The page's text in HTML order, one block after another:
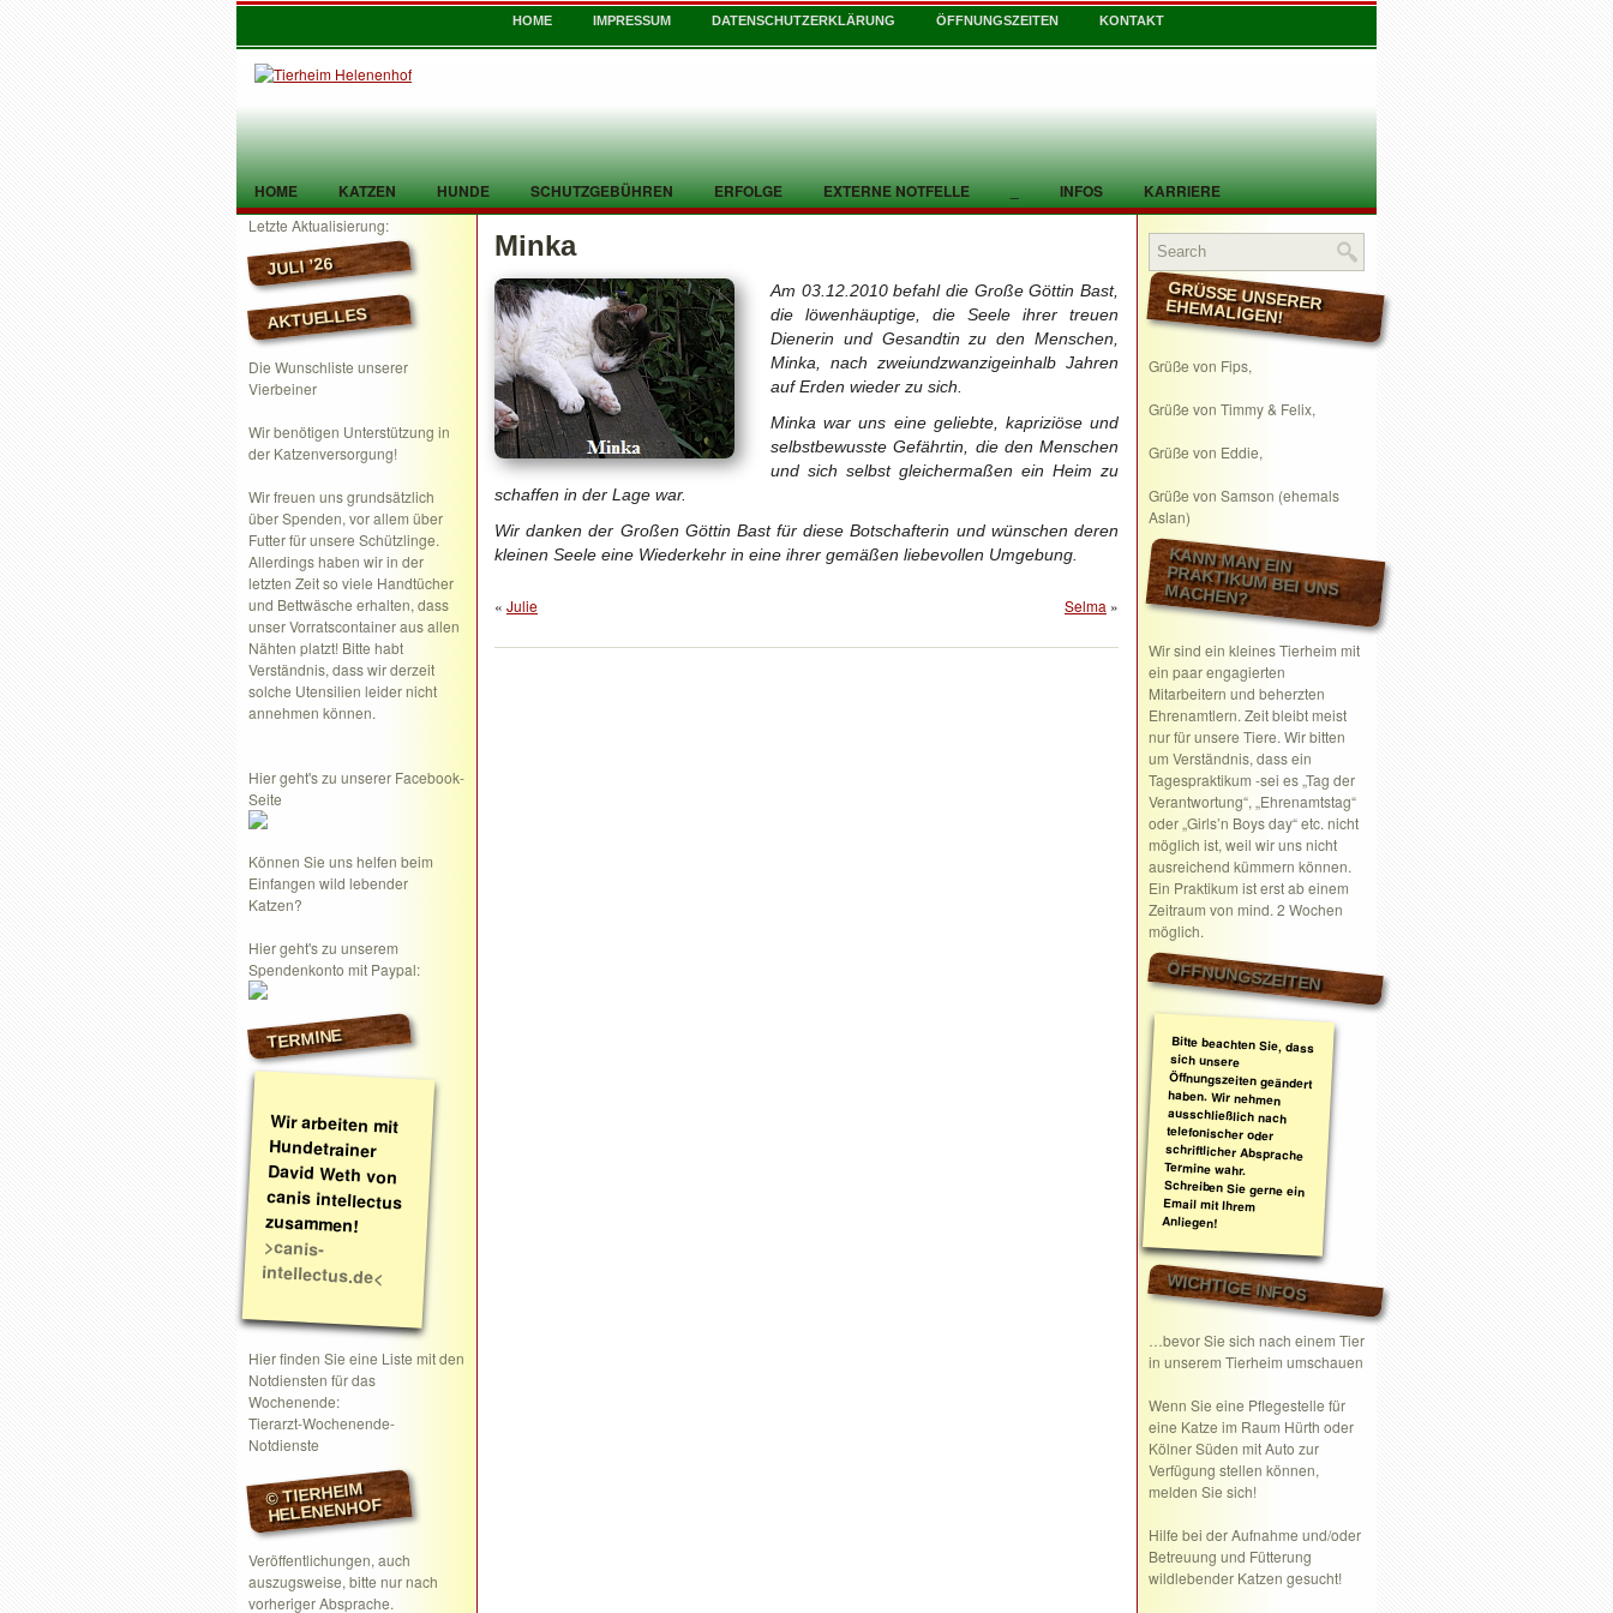
HOME IMPRESSUM DATENSCHUTZERKLÄRUNG ÖFFNUNGSZEITEN KONTAKT
HOME KATZEN HUNDE SCHUTZGEBÜHREN ERFOLGE EXTERNE NOTFELLE _ INFOS KARRIERE
TIER GEFUNDEN KONTAKT
Letzte Aktualisierung:
JULI ’26
AKTUELLES
Die Wunschliste unserer
Vierbeiner
Wir benötigen Unterstützung in
der Katzenversorgung!
Wir freuen uns grundsätzlich
über Spenden, vor allem über
Futter für unsere Schützlinge.
Allerdings haben wir in der
letzten Zeit so viele Handtücher
und Bettwäsche erhalten, dass
unser Vorratscontainer aus allen
Nähten platzt! Bitte habt
Verständnis, dass wir derzeit
solche Utensilien leider nicht
annehmen können.
Hier geht's zu unserer Facebook-
Seite
Können Sie uns helfen beim
Einfangen wild lebender
Katzen?
Hier geht's zu unserem
Spendenkonto mit Paypal:
TERMINE
Wir arbeiten mit
Hundetrainer
David Weth von
canis intellectus
zusammen!
>canis-
intellectus.de<
Hier finden Sie eine Liste mit den
Notdiensten für das
Wochenende:
Tierarzt-Wochenende-
Notdienste
© TIERHEIM
HELENENHOF
Veröffentlichungen, auch
auszugsweise, bitte nur nach
vorheriger Absprache.
Minka
Am 03.12.2010 befahl die Große Göttin Bast,
die löwenhäuptige, die Seele ihrer treuen
Dienerin und Gesandtin zu den Menschen,
Minka, nach zweiundzwanzigeinhalb Jahren
auf Erden wieder zu sich.
Minka war uns eine geliebte, kapriziöse und
selbstbewusste Gefährtin, die den Menschen
und sich selbst gleichermaßen ein Heim zu
schaffen in der Lage war.
Wir danken der Großen Göttin Bast für diese Botschafterin und wünschen deren
kleinen Seele eine Wiederkehr in eine ihrer gemäßen liebevollen Umgebung.
« Julie Selma »
GRÜSSE UNSERER EHEMALIGEN!
Grüße von Fips,
Grüße von Timmy & Felix,
Grüße von Eddie,
Grüße von Samson (ehemals
Aslan)
KANN MAN EIN
PRAKTIKUM BEI UNS MACHEN?
Wir sind ein kleines Tierheim mit
ein paar engagierten
Mitarbeitern und beherzten
Ehrenamtlern. Zeit bleibt meist
nur für unsere Tiere. Wir bitten
um Verständnis, dass ein
Tagespraktikum -sei es „Tag der
Verantwortung“, „Ehrenamtstag“
oder „Girls’n Boys day“ etc. nicht
möglich ist, weil wir uns nicht
ausreichend kümmern können.
Ein Praktikum ist erst ab einem
Zeitraum von mind. 2 Wochen
möglich.
ÖFFNUNGSZEITEN
Bitte beachten Sie, dass
sich unsere
Öffnungszeiten geändert
haben. Wir nehmen
ausschließlich nach
telefonischer oder
schriftlicher Absprache
Termine wahr.
Schreiben Sie gerne ein
Email mit Ihrem
Anliegen!
WICHTIGE INFOS
…bevor Sie sich nach einem Tier
in unserem Tierheim umschauen
Wenn Sie eine Pflegestelle für
eine Katze im Raum Hürth oder
Kölner Süden mit Auto zur
Verfügung stellen können,
melden Sie sich!
Hilfe bei der Aufnahme und/oder
Betreuung und Fütterung
wildlebender Katzen gesucht!